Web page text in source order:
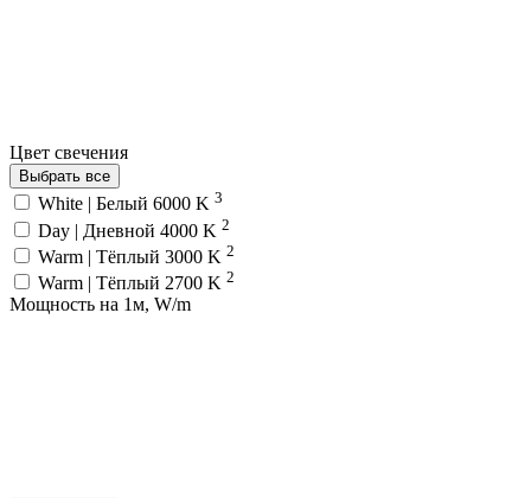
Цвет свечения
Выбрать все
White | Белый 6000 K 3
Day | Дневной 4000 K 2
Warm | Тёплый 3000 K 2
Warm | Тёплый 2700 K 2
Мощность на 1м, W/m